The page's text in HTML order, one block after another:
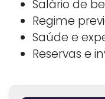
Salário de
Regime
Saúde e
Reservas e